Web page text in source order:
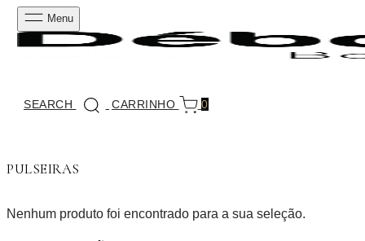
Menu
SEARCH CARRINHO 0
PULSEIRAS
Nenhum produto foi encontrado para a sua seleção.